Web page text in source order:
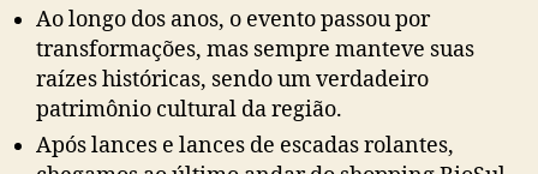
Ao longo dos anos, o evento passou por
transformações, mas sempre manteve suas
raízes históricas, sendo um verdadeiro
patrimônio cultural da região.
Após lances e lances de escadas rolantes,